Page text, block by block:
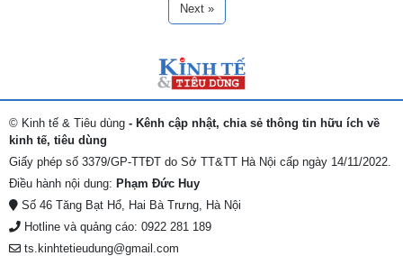
Next »
© Kinh tế & Tiêu dùng - Kênh cập nhật, chia sẻ thông tin hữu ích về
kinh tế, tiêu dùng
Giấy phép số 3379/GP-TTĐT do Sở TT&TT Hà Nội cấp ngày 14/11/2022.
Điều hành nội dung: Phạm Đức Huy
Số 46 Tăng Bạt Hổ, Hai Bà Trưng, Hà Nội
Hotline và quảng cáo: 0922 281 189
ts.kinhtetieudung@gmail.com